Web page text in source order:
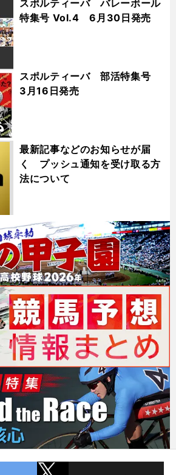
スポルティーバ バレーボール
特集号 Vol.4 6月30日発売
スポルティーバ 部活特集号
3月16日発売
最新記事などのお知らせが届
く プッシュ通知を受け取る方
法について